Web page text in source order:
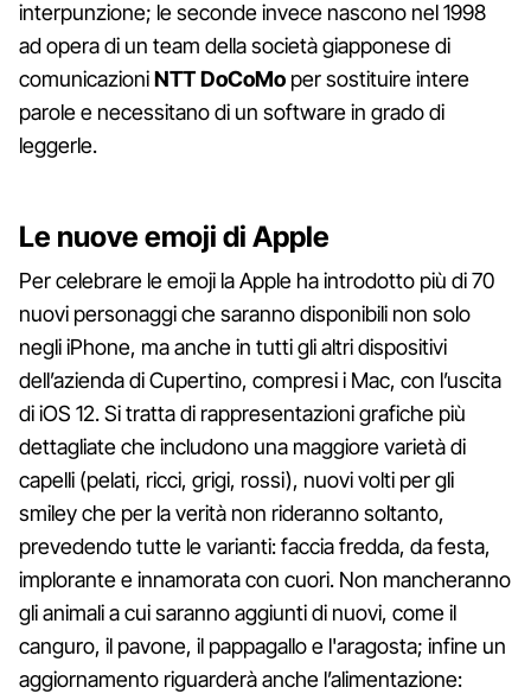
interpunzione; le seconde invece nascono nel 1998
ad opera di un team della società giapponese di
comunicazioniNTT DoCoMo per sostituire intere
parole e necessitano di un software in grado di
leggerle.
Le nuove emoji di Apple
Per celebrare le emoji la Apple ha introdotto più di 70
nuovi personaggi che saranno disponibili non solo
negli iPhone, ma anche in tutti gli altri dispositivi
dell’azienda di Cupertino, compresi i Mac, con l’uscita
di iOS 12. Si tratta di rappresentazioni grafiche più
dettagliate che includono una maggiore varietà di
capelli (pelati, ricci, grigi, rossi), nuovi volti per gli
smiley che per la verità non rideranno soltanto,
prevedendo tutte le varianti: faccia fredda, da festa,
implorante e innamorata con cuori. Non mancheranno
gli animali a cui saranno aggiunti di nuovi, come il
canguro, il pavone, il pappagallo e l'aragosta; infine un
aggiornamento riguarderà anche l’alimentazione: